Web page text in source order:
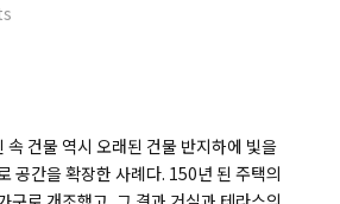
속 건물 역시 오래된 건물 반지하에 빛을
공간을 확장한 사례다. 150년 된 주택의